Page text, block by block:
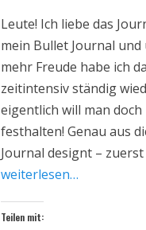
Leute! Ich liebe das
mein Bullet Journal
mehr Freude habe ich
zeitintensiv ständig
eigentlich will man
festhalten! Genau aus
Journal designt –
weiterlesen…
Teilen mit: